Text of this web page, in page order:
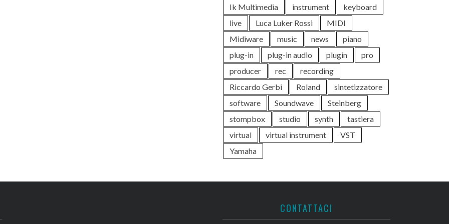
Ik Multimedia
instrument
keyboard
live
Luca Luker Rossi
MIDI
Midiware
music news
piano
plug-in
plug-in audio plugin
pro
producer
rec
recording
Riccardo Gerbi
Roland
sintetizzatore
software
Soundwave
Steinberg
stompbox
studio synth
tastiera
virtual
virtual instrument
VST
Yamaha
CONTATTACI